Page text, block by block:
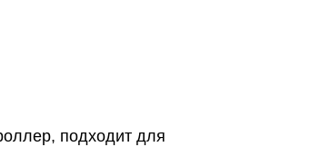
подходит для